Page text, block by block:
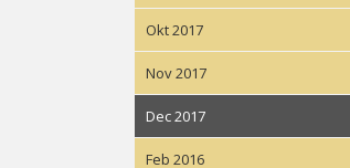
Okt 2017
Nov 2017
Dec 2017
Feb 2016